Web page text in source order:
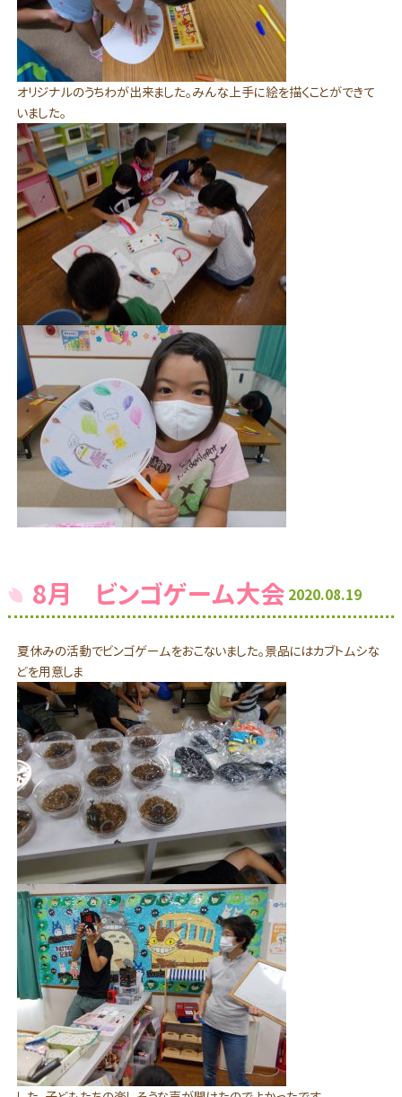
オリジナルのうちわが出来ました。みんな上手に絵を描くことができて
いました。
8月 ビンゴゲーム大会 2020.08.19
夏休みの活動でビンゴゲームをおこないました。景品にはカブトムシな
どを用意しま